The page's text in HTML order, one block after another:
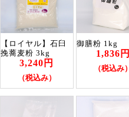
【ロイヤル】石臼
挽蕎麦粉 3kg
3,240円
（税込み）
御膳粉 1kg
1,836円
（税込み）